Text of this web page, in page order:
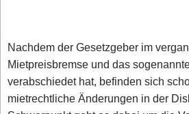
Nachdem der Gesetzgeber im
Mietpreisbremse und das
verabschiedet hat, befinden sich
mietrechtliche Änderungen in der